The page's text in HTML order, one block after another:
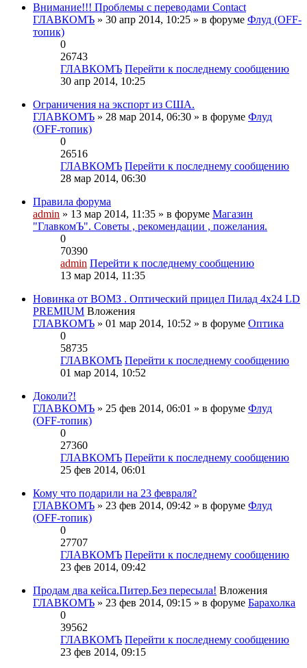
Внимание!!! Проблемы с переводами Contact
ГЛАВКОМЪ » 30 апр 2014, 10:25 » в форуме Флуд (OFF-
топик)
0
26743
ГЛАВКОМЪ Перейти к последнему сообщению
30 апр 2014, 10:25
Ограничения на экспорт из США.
ГЛАВКОМЪ » 28 мар 2014, 06:30 » в форуме Флуд
(OFF-топик)
0
26516
ГЛАВКОМЪ Перейти к последнему сообщению
28 мар 2014, 06:30
Правила форума
admin » 13 мар 2014, 11:35 » в форуме Магазин
"ГлавкомЪ". Советы , рекомендации , пожелания.
0
70390
admin Перейти к последнему сообщению
13 мар 2014, 11:35
Новинка от ВОМЗ . Оптический прицел Пилад 4х24 LD
PREMIUM Вложения
ГЛАВКОМЪ » 01 мар 2014, 10:52 » в форуме Оптика
0
58735
ГЛАВКОМЪ Перейти к последнему сообщению
01 мар 2014, 10:52
Доколи?!
ГЛАВКОМЪ » 25 фев 2014, 06:01 » в форуме Флуд
(OFF-топик)
0
27360
ГЛАВКОМЪ Перейти к последнему сообщению
25 фев 2014, 06:01
Кому что подарили на 23 февраля?
ГЛАВКОМЪ » 23 фев 2014, 09:42 » в форуме Флуд
(OFF-топик)
0
27707
ГЛАВКОМЪ Перейти к последнему сообщению
23 фев 2014, 09:42
Продам два кейса.Питер.Без пересыла! Вложения
ГЛАВКОМЪ » 23 фев 2014, 09:15 » в форуме Барахолка
0
39562
ГЛАВКОМЪ Перейти к последнему сообщению
23 фев 2014, 09:15